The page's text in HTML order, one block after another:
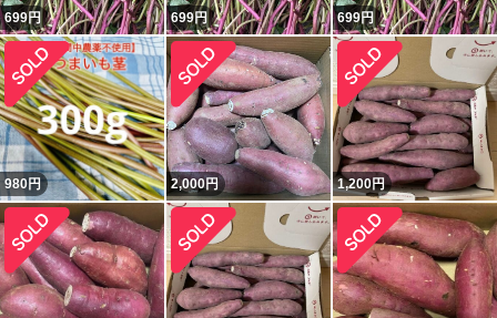
699円 699円 699円
980円 2,000円 1,200円